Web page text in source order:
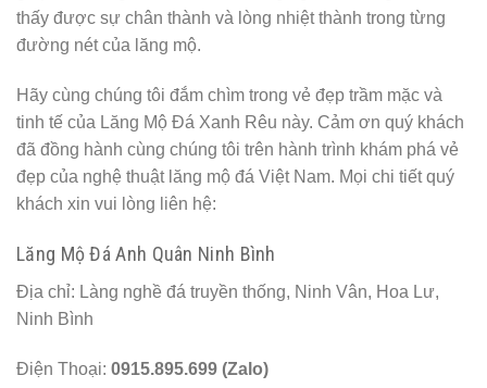
thấy được sự chân thành và lòng nhiệt thành trong từng
đường nét của lăng mộ.
Hãy cùng chúng tôi đắm chìm trong vẻ đẹp trầm mặc và
tinh tế của Lăng Mộ Đá Xanh Rêu này. Cảm ơn quý khách
đã đồng hành cùng chúng tôi trên hành trình khám phá vẻ
đẹp của nghệ thuật lăng mộ đá Việt Nam. Mọi chi tiết quý
khách xin vui lòng liên hệ:
Lăng Mộ Đá Anh Quân Ninh Bình
Địa chỉ: Làng nghề đá truyền thống, Ninh Vân, Hoa Lư,
Ninh Bình
Điện Thoại: 0915.895.699 (Zalo)